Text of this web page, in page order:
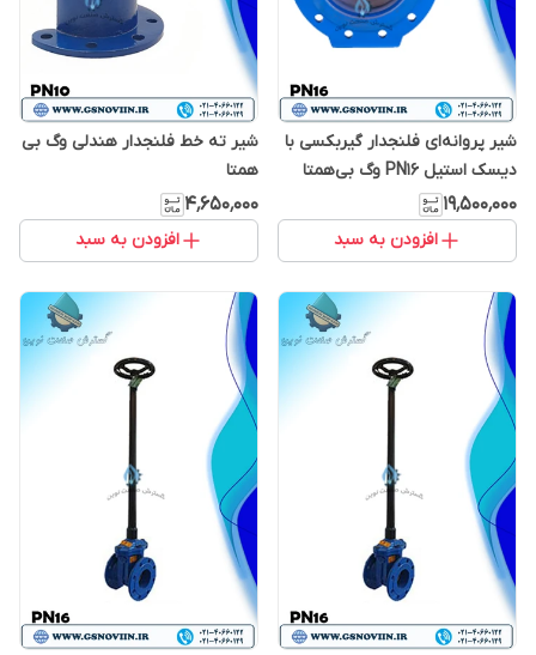
شیر پروانه‌ای فلنجدار گیربکسی با
دیسک استیل PN16 وگ بی‌همتا
۱۹٬۵۰۰٬۰۰۰
افزودن به سبد
شیر ته خط فلنجدار هندلی وگ بی
همتا
۴٬۶۵۰٬۰۰۰
افزودن به سبد